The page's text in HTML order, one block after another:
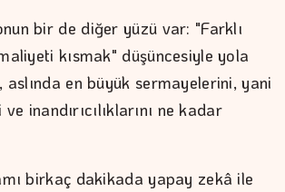
bir de diğer yüzü var: "Farklı
kısmak" düşüncesiyle yola
aslında en büyük sermayelerini, yani
inandırıcılıklarını ne kadar
birkaç dakikada yapay zekâ ile
arasında…